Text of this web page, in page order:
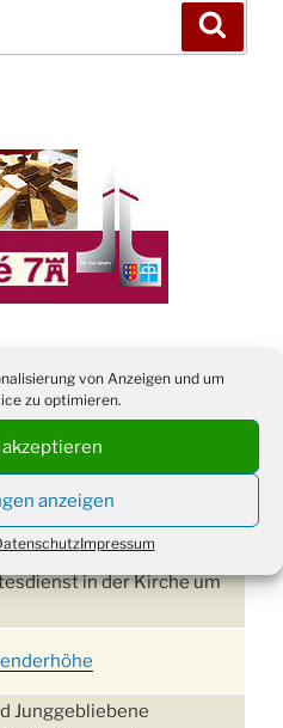
von Anzeigen und um
zu optimieren.
anzeigen
Impressum
Ev. Jugend in Berlin für
des TC77 am
in der Kirche um
Junggebliebene